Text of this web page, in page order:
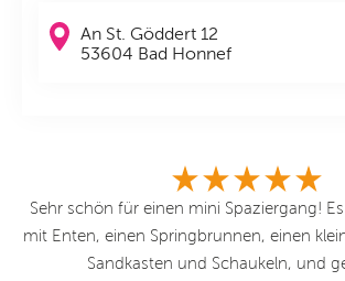
An St. Göddert 12
53604 Bad Honnef
Sehr schön für einen mini Spaziergang!
mit Enten, einen Springbrunnen, einen
Sandkasten und Schaukeln, und